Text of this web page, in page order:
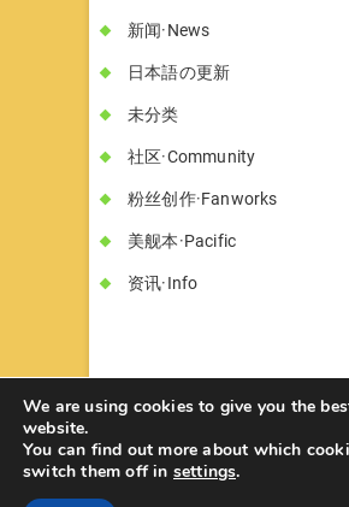
新闻·News
日本語の更新
未分类
社区·Community
粉丝创作·Fanworks
美舰本·Pacific
资讯·Info
© 2026书墓◇Circle Hon-
by:Theme Freesia
We are using cookies to give you the
website.
You can find out more about which
switch them off in settings.